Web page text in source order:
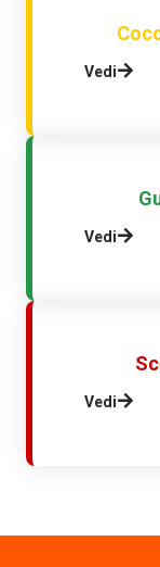
Vedi
Vedi
Vedi